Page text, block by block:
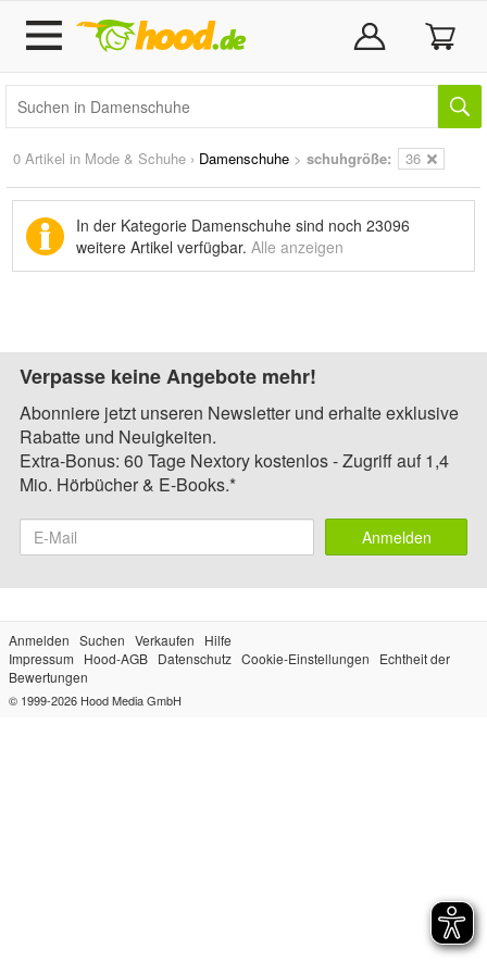
0 Artikel in Mode & Schuhe › Damenschuhe > schuhgröße: 36
In der Kategorie Damenschuhe sind noch 23096
weitere Artikel verfügbar. Alle anzeigen
Verpasse keine Angebote mehr!
Abonniere jetzt unseren Newsletter und erhalte exklusive
Rabatte und Neuigkeiten.
Extra-Bonus: 60 Tage Nextory kostenlos - Zugriff auf 1,4
Mio. Hörbücher & E-Books.*
Anmelden
Anmelden Suchen Verkaufen
Hilfe
Impressum
Hood-AGB Datenschutz Cookie-Einstellungen
Echtheit der
Bewertungen
© 1999-2026 Hood Media GmbH